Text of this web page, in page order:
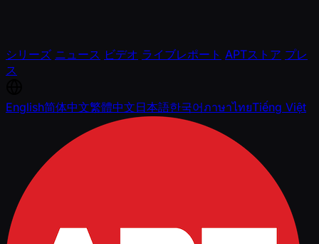
シリーズ ニュース ビデオ ライブレポート APTストア プレ
ス
English简体中文繁體中文日本語한국어ภาษาไทยTiếng Việt